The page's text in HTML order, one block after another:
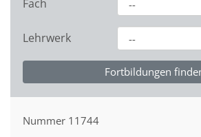
Fach
Lehrwerk
Nummer 11744